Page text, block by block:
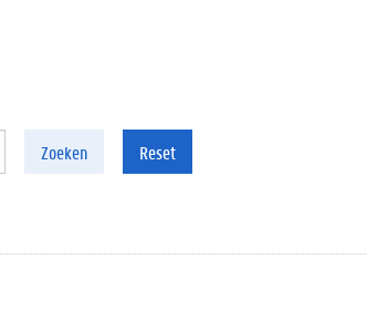
Zoeken Reset